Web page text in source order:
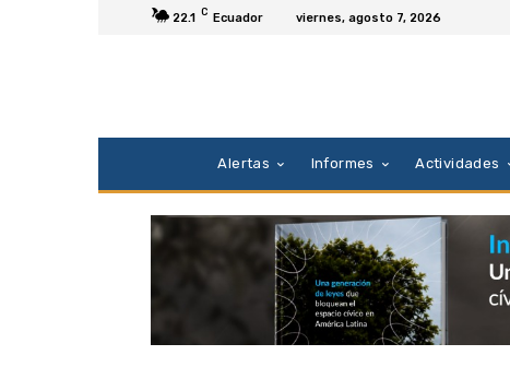
22.1 C Ecuador viernes, agosto 7, 2026
Alertas Informes Actividades